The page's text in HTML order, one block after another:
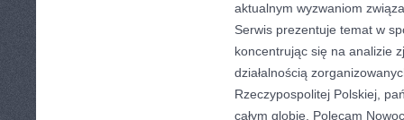
aktualnym wyzwaniom
Serwis prezentuje temat w
koncentrując się na analizie
działalnością
Rzeczypospolitej Polskiej,
całym globie. Polecam